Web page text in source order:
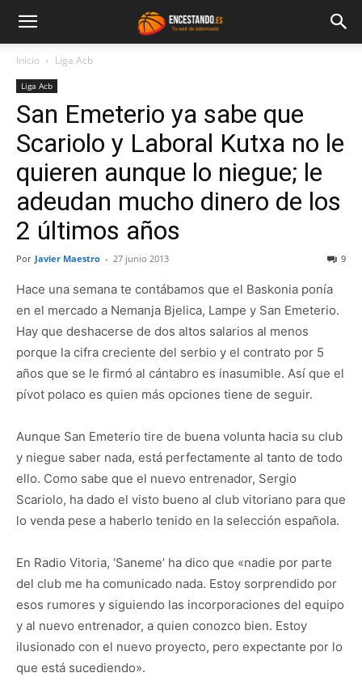
Inicio Liga Acb
Liga Acb
San Emeterio ya sabe que
Scariolo y Laboral Kutxa no le
quieren aunque lo niegue; le
adeudan mucho dinero de los
2 últimos años
Por Javier Maestro - 27 junio 2013 9
Hace una semana te contábamos que el Baskonia ponía
en el mercado a Nemanja Bjelica, Lampe y San Emeterio.
Hay que deshacerse de dos altos salarios al menos
porque la cifra creciente del serbio y el contrato por 5
años que se le firmó al cántabro es inasumible. Así que el
pívot polaco es quien más opciones tiene de seguir.
Aunque San Emeterio tire de buena volunta hacia su club
y niegue saber nada, está perfectamente al tanto de todo
ello. Como sabe que el nuevo entrenador, Sergio
Scariolo, ha dado el visto bueno al club vitoriano para que
lo venda pese a haberlo tenido en la selección española.
En Radio Vitoria, ‘Saneme’ ha dico que «nadie por parte
del club me ha comunicado nada. Estoy sorprendido por
esos rumores y siguiendo las incorporaciones del equipo
y al nuevo entrenador, a quien conozco bien. Estoy
ilusionado con el nuevo proyecto, pero expectante por lo
que está sucediendo».